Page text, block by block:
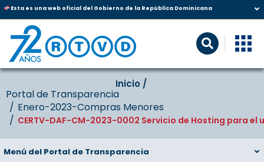
Esta es una web oficial del Gobierno de la República Dominicana
Inicio‎‎ /‎ ‎
Portal de Transparencia
Enero-2023-Compras Menores
CERTV-DAF-CM-2023-0002 Servicio de Hosting para el
Menú del Portal de Transparencia